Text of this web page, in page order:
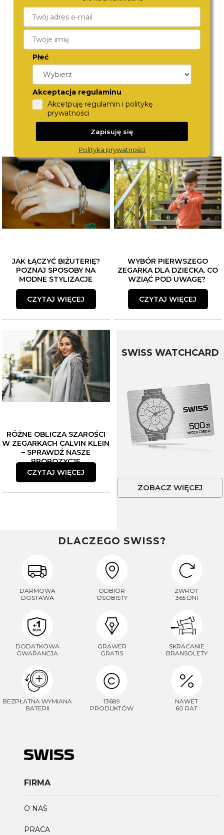
CITIZEN
EW2722-01A
780,-
14531-166
JAK ŁĄCZYĆ BIŻUTERIĘ?
POZNAJ SPOSOBY NA
MODNE STYLIZACJE
CZYTAJ WIĘCEJ
WYBÓR PIERWSZEGO
ZEGARKA DLA DZIECKA. CO
WZIĄĆ POD UWAGĘ?
CZYTAJ WIĘCEJ
RÓŻNE OBLICZA SZAROŚCI
W ZEGARKACH CALVIN KLEIN
– SPRAWDŹ NASZE
PROPOZYCJE
CZYTAJ WIĘCEJ
SWISS WATCHCARD
ZOBACZ WIĘCEJ
DLACZEGO SWISS?
DARMOWA
DOSTAWA
ODBIÓR
OSOBISTY
ZWROT
365 DNI
DODATKOWA
GWARANCJA
GRAWER
GRATIS
SKRACANIE
BRANSOLETY
BEZPŁATNA WYMIANA
BATERII
13689
PRODUKTÓW
NAWET
60 RAT
FIRMA
O NAS
PRACA
Płeć
Akceptacja regulaminu
Akcetpuję regulamin i politykę
prywatności
Zapisuję się
Polityka prywatności